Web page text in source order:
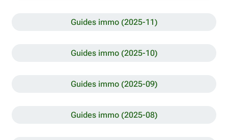
Guides immo (2025-11)
Guides immo (2025-10)
Guides immo (2025-09)
Guides immo (2025-08)